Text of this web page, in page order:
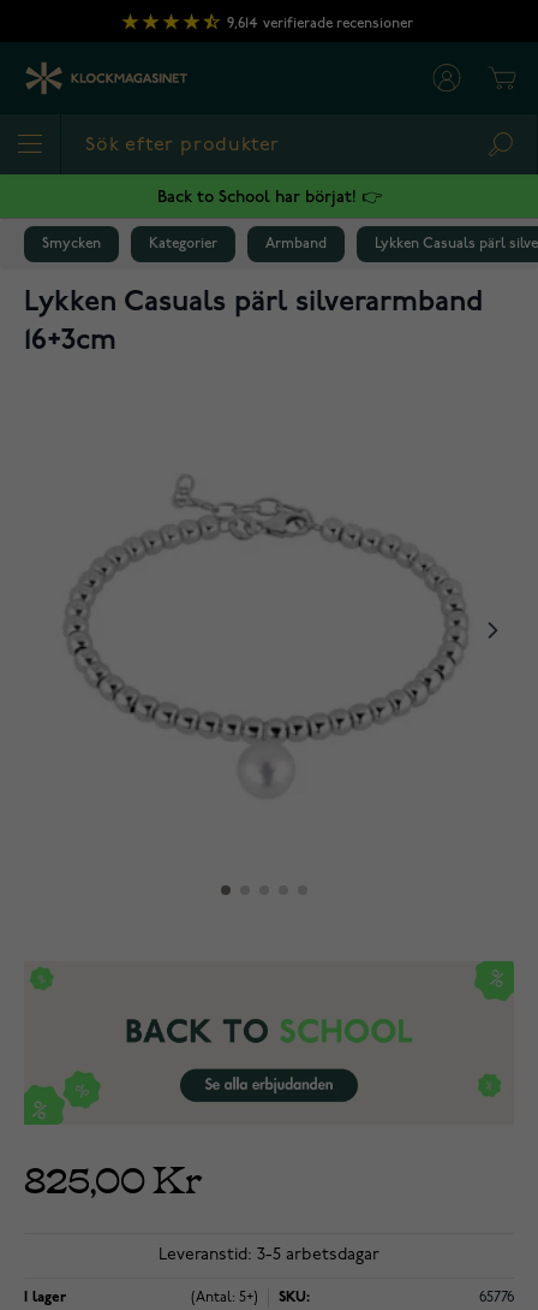
Hoppa till innehållet
9,614 verifierade recensioner
Back to School har börjat! 👉
Smycken Kategorier Armband Lykken Casuals pärl
Lykken Casuals pärl silverarmband
16+3cm
825,00 Kr
Leveranstid: 3-5 arbetsdagar
I lager (Antal: 5+) SKU: 65776